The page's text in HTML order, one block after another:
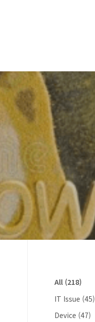
All (218)
IT Issue (45)
Device (47)